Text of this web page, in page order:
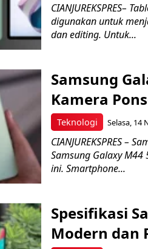
CIANJUREKSPRES–
digunakan untuk
dan editing. Untuk...
Teknologi
Samsung
Kamera
Selasa, 14
CIANJUREKSPRES –
Samsung Galaxy
ini. Smartphone...
Spesifikasi
Modern dan